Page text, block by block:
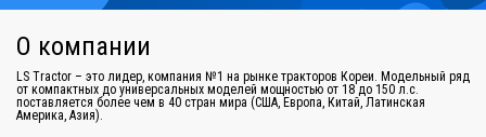
О компании
LS Tractor – это лидер, компания №1 на рынке тракторов Кореи. Модельный ряд
от компактных до универсальных моделей мощностью от 18 до 150 л.с.
поставляется более чем в 40 стран мира (США, Европа, Китай, Латинская
Америка, Азия).